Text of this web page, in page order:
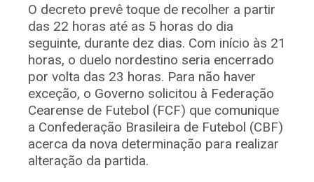
O decreto prevê toque de recolher a partir
das 22 horas até as 5 horas do dia
seguinte, durante dez dias. Com início às 21
horas, o duelo nordestino seria encerrado
por volta das 23 horas. Para não haver
exceção, o Governo solicitou à Federação
Cearense de Futebol (FCF) que comunique
a Confederação Brasileira de Futebol (CBF)
acerca da nova determinação para realizar
alteração da partida.